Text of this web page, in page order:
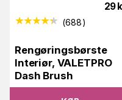
29
(688)
Rengøringsbørste
Interiør, VALETPRO
Dash Brush